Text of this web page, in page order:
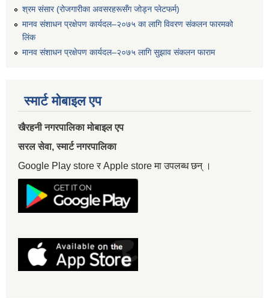
श्रम संसार (रोजगारीका अवसरहरूसँग जोड्न प्लेटफर्म)
मानव संशाधन प्रक्षेपण कार्यदल–२०७५ का लागि विवरण संकलन फारमको
लिंक
मानव संशाधन प्रक्षेपण कार्यदल–२०७५ लागि सुझाव संकलन फाराम
स्मार्ट मोबाइल एप
खैरहनी नगरपालिका मोबाइल एप
सरल सेवा, स्मार्ट नगरपालिका
Google Play store र Apple store मा उपलब्ध छन् ।